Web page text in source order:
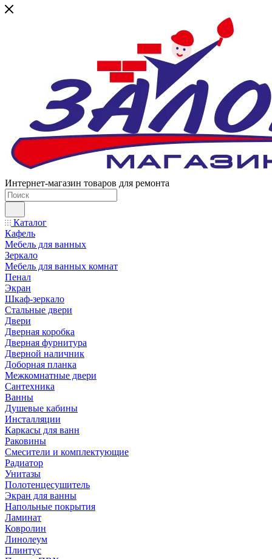
Интернет-магазин товаров для ремонта
Каталог
Кафель
Мебель для ванных
Зеркало
Мебель для ванных комнат
Пенал
Экран
Шкаф-зеркало
Стальные двери
Двери
Дверная коробка
Дверная фурнитура
Дверной наличник
Доборная планка
Межкомнатные двери
Сантехника
Ванны
Душевые кабины
Инсталляции
Каркасы для ванн
Раковины
Смесители и комплектующие
Радиатор
Унитазы
Полотенцесушитель
Экран для ванны
Напольные покрытия
Ламинат
Ковролин
Линолеум
Плинтус